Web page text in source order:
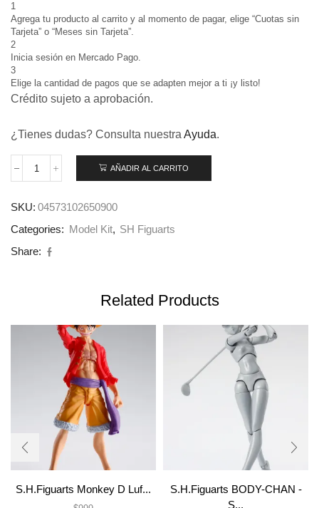
1
Agrega tu producto al carrito y al momento de pagar, elige “Cuotas sin
Tarjeta” o “Meses sin Tarjeta”.
2
Inicia sesión en Mercado Pago.
3
Elige la cantidad de pagos que se adapten mejor a ti ¡y listo!
Crédito sujeto a aprobación.
¿Tienes dudas? Consulta nuestra Ayuda.
AÑADIR AL CARRITO
SKU: 04573102650900
Categories:
Model Kit, SH Figuarts
Share:
Related Products
S.H.Figuarts Monkey D Luf...
S.H.Figuarts BODY-CHAN -
S...